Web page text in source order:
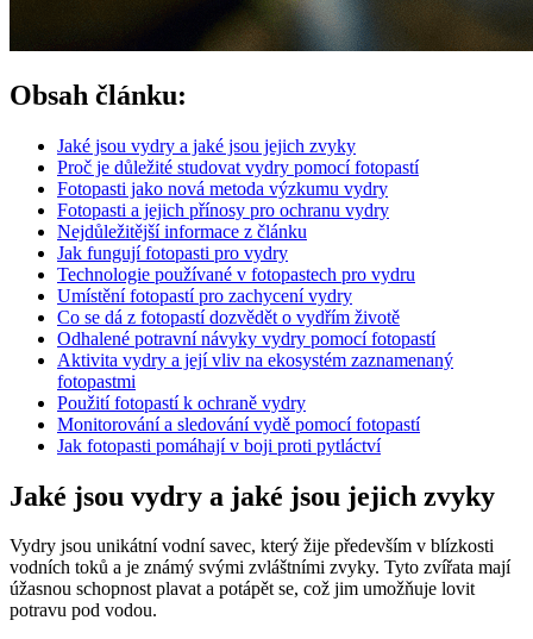
Obsah článku:
Jaké jsou vydry a jaké jsou jejich zvyky
Proč je důležité studovat vydry pomocí fotopastí
Fotopasti jako nová metoda výzkumu vydry
Fotopasti a jejich přínosy pro ochranu vydry
Nejdůležitější informace z článku
Jak fungují fotopasti pro vydry
Technologie používané v fotopastech pro vydru
Umístění fotopastí pro zachycení vydry
Co se dá z fotopastí dozvědět o vydřím životě
Odhalené potravní návyky vydry pomocí fotopastí
Aktivita vydry a její vliv na ekosystém zaznamenaný
fotopastmi
Použití fotopastí k ochraně vydry
Monitorování a sledování vydě pomocí fotopastí
Jak fotopasti pomáhají v boji proti pytláctví
Jaké jsou vydry a jaké jsou jejich zvyky
Vydry jsou unikátní vodní savec, který žije především v blízkosti
vodních toků a je známý svými zvláštními zvyky. Tyto zvířata mají
úžasnou schopnost plavat a potápět se, což jim umožňuje lovit
potravu pod vodou.